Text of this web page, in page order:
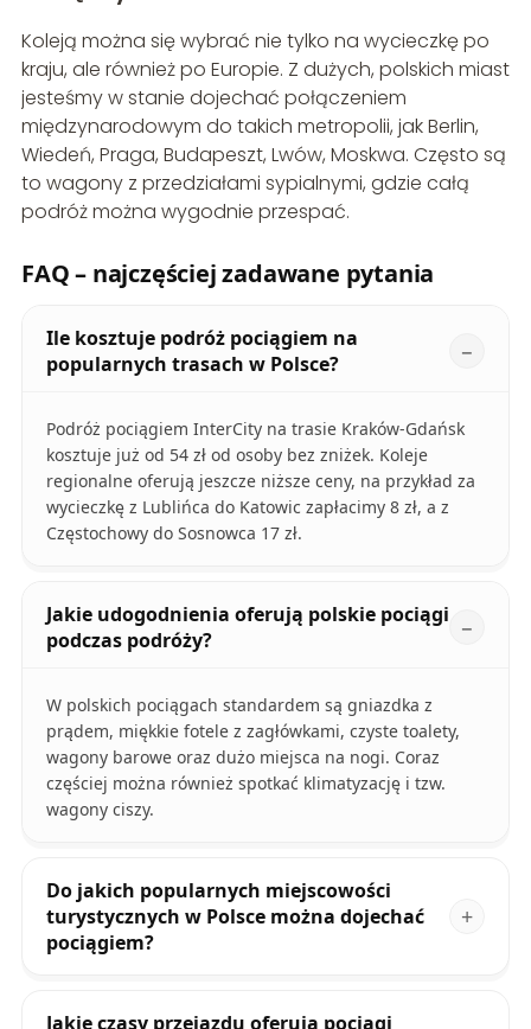
Koleją można się wybrać nie tylko na wycieczkę po
kraju, ale również po Europie. Z dużych, polskich miast
jesteśmy w stanie dojechać połączeniem
międzynarodowym do takich metropolii, jak Berlin,
Wiedeń, Praga, Budapeszt, Lwów, Moskwa. Często są
to wagony z przedziałami sypialnymi, gdzie całą
podróż można wygodnie przespać.
FAQ – najczęściej zadawane pytania
Ile kosztuje podróż pociągiem na
popularnych trasach w Polsce?
Podróż pociągiem InterCity na trasie Kraków-Gdańsk
kosztuje już od 54 zł od osoby bez zniżek. Koleje
regionalne oferują jeszcze niższe ceny, na przykład za
wycieczkę z Lublińca do Katowic zapłacimy 8 zł, a z
Częstochowy do Sosnowca 17 zł.
Jakie udogodnienia oferują polskie pociągi
podczas podróży?
W polskich pociągach standardem są gniazdka z
prądem, miękkie fotele z zagłówkami, czyste toalety,
wagony barowe oraz dużo miejsca na nogi. Coraz
częściej można również spotkać klimatyzację i tzw.
wagony ciszy.
Do jakich popularnych miejscowości
turystycznych w Polsce można dojechać
pociągiem?
Jakie czasy przejazdu oferują pociągi